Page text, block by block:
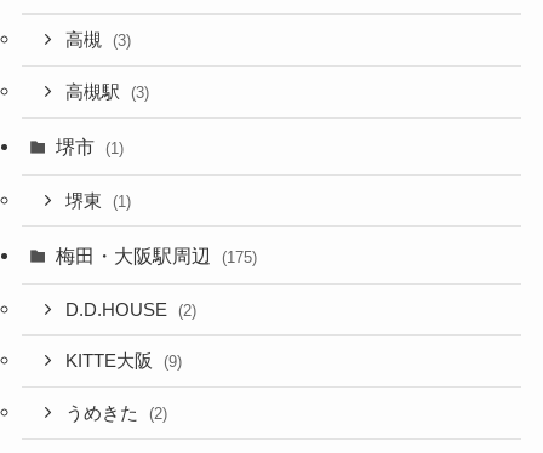
高槻 (3)
高槻駅 (3)
堺市 (1)
堺東 (1)
梅田・大阪駅周辺 (175)
D.D.HOUSE (2)
KITTE大阪 (9)
うめきた (2)